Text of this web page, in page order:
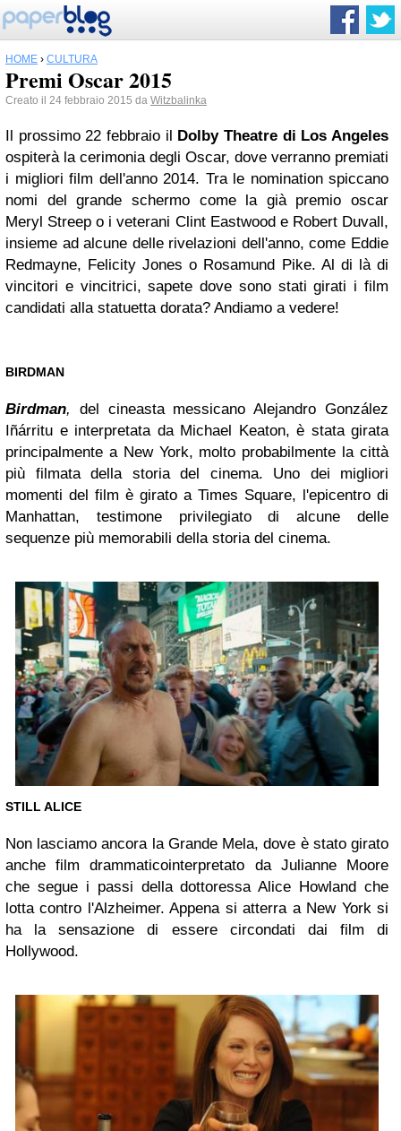
HOME › CULTURA
Premi Oscar 2015
Creato il 24 febbraio 2015 da Witzbalinka
Il prossimo 22 febbraio il Dolby Theatre di Los Angeles
ospiterà la cerimonia degli Oscar, dove verranno premiati
i migliori film dell'anno 2014. Tra le nomination spiccano
nomi del grande schermo come la già premio oscar
Meryl Streep o i veterani Clint Eastwood e Robert Duvall,
insieme ad alcune delle rivelazioni dell'anno, come Eddie
Redmayne, Felicity Jones o Rosamund Pike. Al di là di
vincitori e vincitrici, sapete dove sono stati girati i film
candidati alla statuetta dorata? Andiamo a vedere!
BIRDMAN
Birdman, del cineasta messicano Alejandro González
Iñárritu e interpretata da Michael Keaton, è stata girata
principalmente a New York, molto probabilmente la città
più filmata della storia del cinema. Uno dei migliori
momenti del film è girato a Times Square, l'epicentro di
Manhattan, testimone privilegiato di alcune delle
sequenze più memorabili della storia del cinema.
STILL ALICE
Non lasciamo ancora la Grande Mela, dove è stato girato
anche film drammaticointerpretato da Julianne Moore
che segue i passi della dottoressa Alice Howland che
lotta contro l'Alzheimer. Appena si atterra a New York si
ha la sensazione di essere circondati dai film di
Hollywood.